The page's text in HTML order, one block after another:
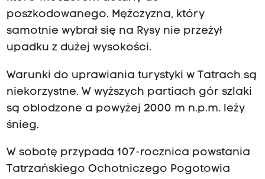
poszkodowanego. Mężczyzna, który
samotnie wybrał się na Rysy nie przeżył
upadku z dużej wysokości.
Warunki do uprawiania turystyki w Tatrach są
niekorzystne. W wyższych partiach gór szlaki
są oblodzone a powyżej 2000 m n.p.m. leży
śnieg.
W sobotę przypada 107-rocznica powstania
Tatrzańskiego Ochotniczego Pogotowia